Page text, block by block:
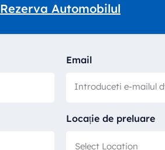
Rezerva Automobilul
Email
Locație de preluare